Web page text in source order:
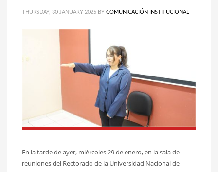
THURSDAY, 30 JANUARY 2025 BY COMUNICACIÓN INSTITUCIONAL
En la tarde de ayer, miércoles 29 de enero, en la sala de
reuniones del Rectorado de la Universidad Nacional de